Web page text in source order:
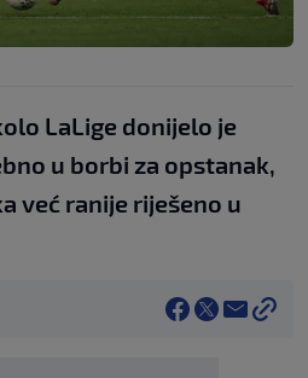
LaLige donijelo je
u borbi za opstanak,
već ranije riješeno u